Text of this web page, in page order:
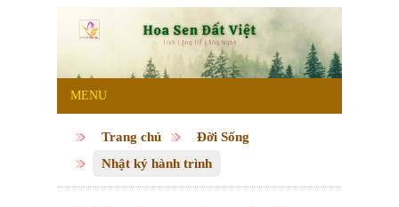
MENU
Trang chủ
Đời Sống
Nhật ký hành trình